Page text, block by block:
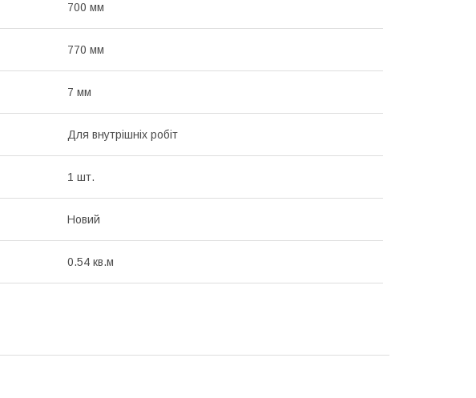
700 мм
770 мм
7 мм
Для внутрішніх робіт
1 шт.
Новий
0.54 кв.м